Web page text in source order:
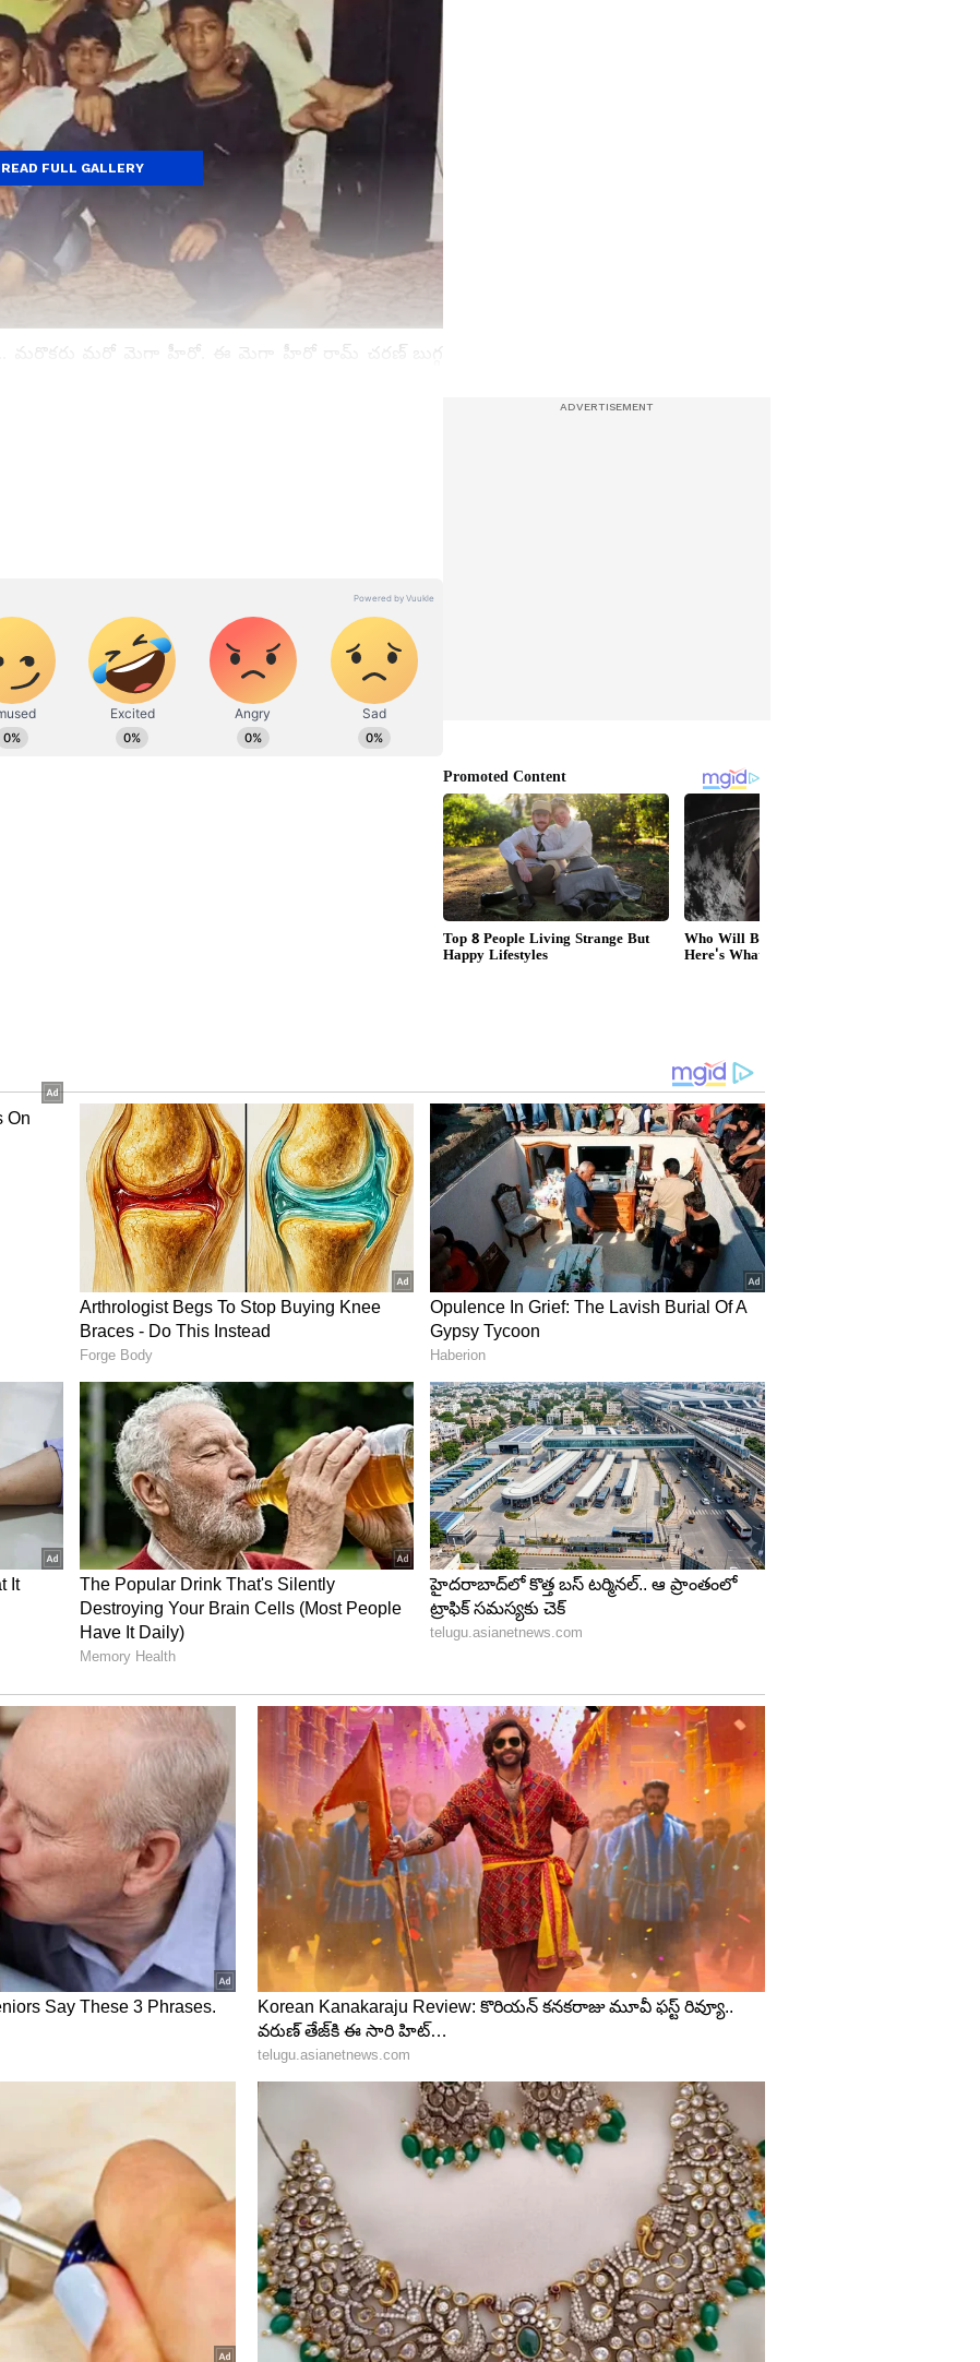
మరొకరు మరో మెగా హీరో. ఈ మెగా హీరో రామ్ చరణ్ బుగ్గ
అనుకున్నట్టు అతను అల్లు అర్జున్ కాదు. ఆ చిన్నారి
చిన్నప్పటి ఫోటోస్ సోషల్ మీడియాలో వైరలవుతున్నాయి.
ఇంటర్వ్యూలో వెల్లడిచారు. ఈ ఫోటో గురించి ఆసక్తికర
తో మాత్రం డిజాస్టర్ మూవీ చేసిన హీరోయిన్ ఎవరో
తనను, రామ్ చరణ్ ఇద్దరిని ఎత్తుకున్నారని.. ఆ సమయంలో
ఇందుకు సంబంధించిన వీడియోను తాను చూశానని.. అందులో
మాత్రం సంచలనంగా మారిన హీరో రామ్....?
READ FULL GALLERY